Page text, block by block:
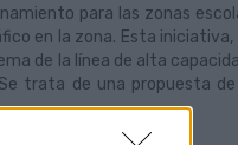
para las zonas
en la zona. Esta iniciativa,
de la línea de alta
trata de una propuesta